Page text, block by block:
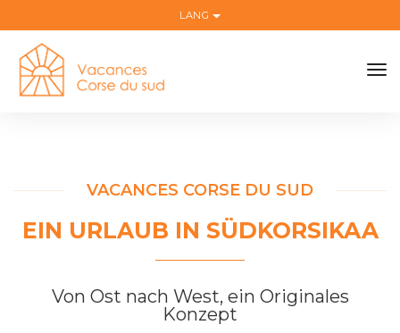
LANG
VACANCES CORSE DU SUD
EIN URLAUB IN SÜDKORSIKAA
Von Ost nach West, ein Originales
Konzept